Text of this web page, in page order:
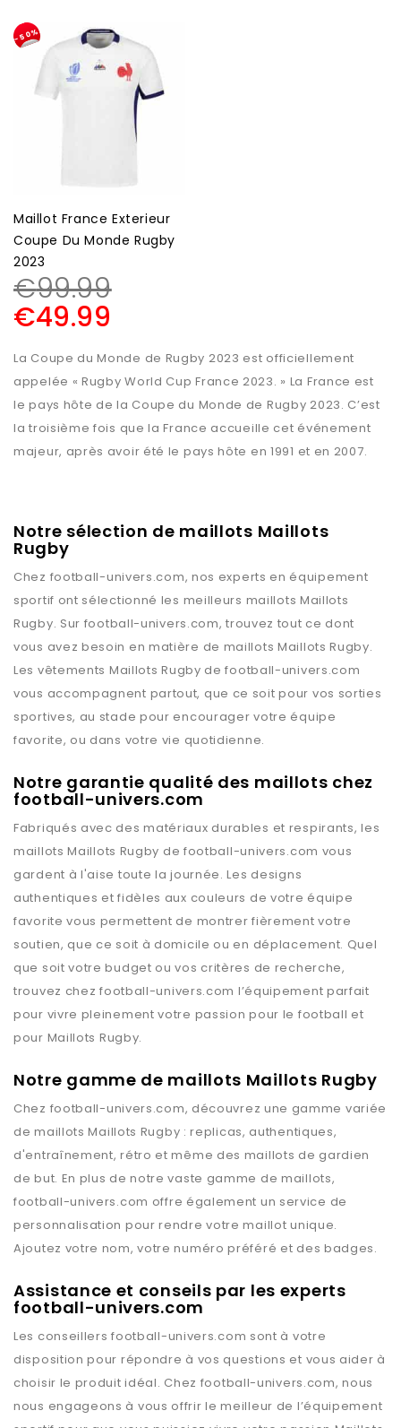
-50%
Maillot France Exterieur
Coupe Du Monde Rugby
2023
€99.99
€49.99
La Coupe du Monde de Rugby 2023 est officiellement
appelée « Rugby World Cup France 2023. » La France est
le pays hôte de la Coupe du Monde de Rugby 2023. C’est
la troisième fois que la France accueille cet événement
majeur, après avoir été le pays hôte en 1991 et en 2007.
Notre sélection de maillots Maillots
Rugby
Chez football-univers.com, nos experts en équipement
sportif ont sélectionné les meilleurs maillots Maillots
Rugby. Sur football-univers.com, trouvez tout ce dont
vous avez besoin en matière de maillotsMaillots Rugby.
Les vêtements Maillots Rugby defootball-univers.com
vous accompagnent partout, que ce soit pour vos sorties
sportives, au stade pour encourager votre équipe
favorite, ou dans votre vie quotidienne.
Notre garantie qualité des maillots chez
football-univers.com
Fabriqués avec des matériaux durables et respirants, les
maillotsMaillots Rugby de football-univers.com vous
gardent à l'aise toute la journée. Les designs
authentiques et fidèles aux couleurs de votre équipe
favorite vous permettent de montrer fièrement votre
soutien, que ce soit à domicile ou en déplacement. Quel
que soit votre budget ou vos critères de recherche,
trouvez chezfootball-univers.com l’équipement parfait
pour vivre pleinement votre passion pour le football et
pour Maillots Rugby.
Notre gamme de maillots Maillots Rugby
Chez football-univers.com, découvrez une gamme variée
de maillotsMaillots Rugby : replicas, authentiques,
d'entraînement, rétro et même des maillots de gardien
de but. En plus de notre vaste gamme de maillots,
football-univers.com offre également un service de
personnalisation pour rendre votre maillot unique.
Ajoutez votre nom, votre numéro préféré et des badges.
Assistance et conseils par les experts
football-univers.com
Les conseillersfootball-univers.com sont à votre
disposition pour répondre à vos questions et vous aider à
choisir le produit idéal. Chez football-univers.com, nous
nous engageons à vous offrir le meilleur de l’équipement